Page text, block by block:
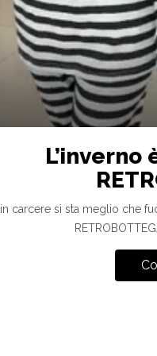
L’inverno
..in carcere si sta meglio che